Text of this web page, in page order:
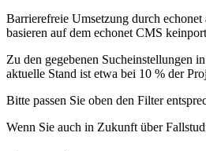
Barrierefreie Umsetzung durch
basieren auf dem echonet CMS
Zu den gegebenen Sucheinstellungen
aktuelle Stand ist etwa bei 10 % der
Bitte passen Sie oben den Filter
Wenn Sie auch in Zukunft über